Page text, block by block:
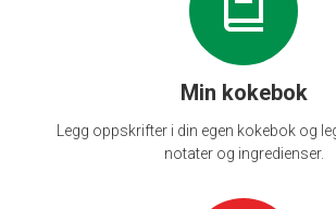
Min kokebok
Legg oppskrifter i din egen kokebok og
notater og ingredienser.